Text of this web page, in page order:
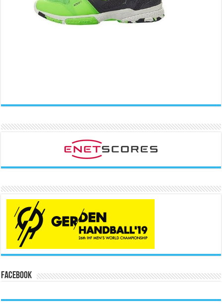
Facebook